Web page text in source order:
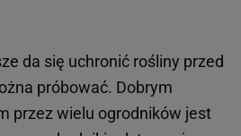
da się uchronić rośliny przed
próbować. Dobrym
przez wielu ogrodników jest